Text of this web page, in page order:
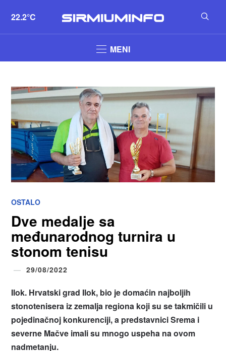
22.2°C
MENI
OSTALO
Dve medalje sa
međunarodnog turnira u
stonom tenisu
29/08/2022
Ilok. Hrvatski grad Ilok, bio je domaćin najboljih
stonotenisera iz zemalja regiona koji su se takmičili u
pojedinačnoj konkurenciji, a predstavnici Srema i
severne Mačve imali su mnogo uspeha na ovom
nadmetanju.